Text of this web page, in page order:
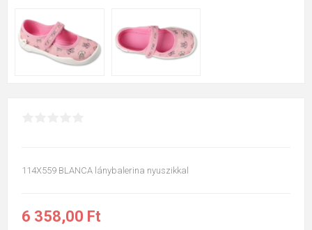
114X559 BLANCA lánybalerina nyuszikkal
6 358,00 Ft